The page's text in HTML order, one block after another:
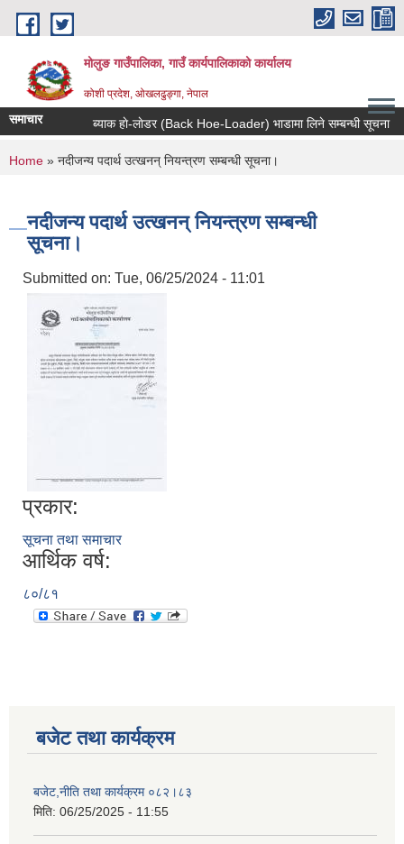
Skip to main content
मोलुङ गाउँपालिका, गाउँ कार्यपालिकाको कार्यालय
कोशी प्रदेश, ओखलढुङ्गा, नेपाल
समाचार ब्याक हाे-लाेडर (Back Hoe-Loader) भाडामा लिने सम्बन्धी सूचना
You are here
Home » नदीजन्य पदार्थ उत्खनन् नियन्त्रण सम्बन्धी सूचना।
नदीजन्य पदार्थ उत्खनन् नियन्त्रण सम्बन्धी
सूचना।
Submitted on: Tue, 06/25/2024 - 11:01
प्रकार:
सूचना तथा समाचार
आर्थिक वर्ष:
८०/८१
बजेट तथा कार्यक्रम
बजेट,नीति तथा कार्यक्रम ०८२।८३
मिति: 06/25/2025 - 11:55